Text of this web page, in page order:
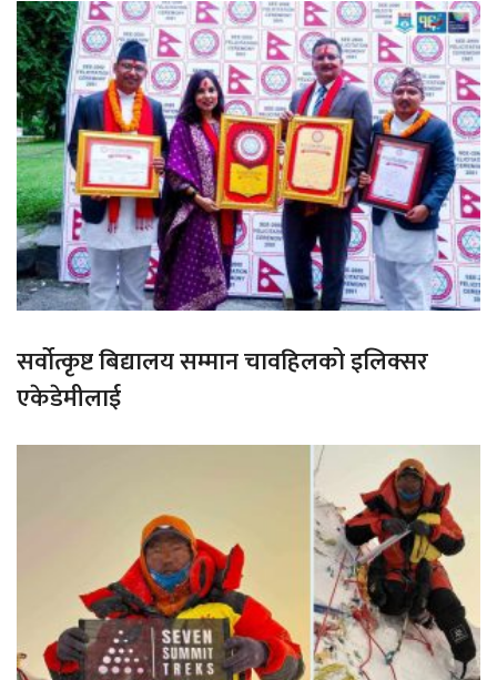
सर्वोत्कृष्ट बिद्यालय सम्मान चावहिलको इलिक्सर
एकेडेमीलाई